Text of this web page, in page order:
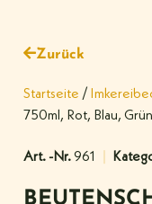
Zurück
Startseite /
750ml, Rot, Blau,
Art. -Nr.961